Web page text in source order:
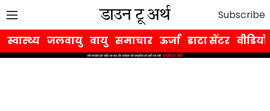
Subscribe
स्वास्थ्य जलवायु वायु समाचार ऊर्जा डाटा सेंटर वीडियो